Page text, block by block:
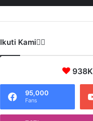
Ikuti Kami❤️‍🔥
938K
95,000
Fans